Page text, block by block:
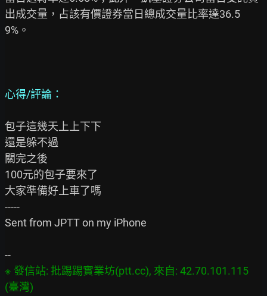
出成交量，占該有價證券當日總成交量比率達36.5
9%。
心得/評論：
包子這幾天上上下下
還是躲不過
關完之後
100元的包子要來了
大家準備好上車了嗎
-----
Sent from JPTT on my iPhone
※ 發信站: 批踢踢實業坊(ptt.cc), 來自: 42.70.101.115
(臺灣)